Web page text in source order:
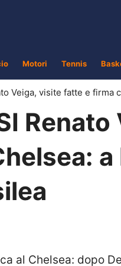
Motori Tennis
Veiga, visite fatte e
al Chelsea: dopo